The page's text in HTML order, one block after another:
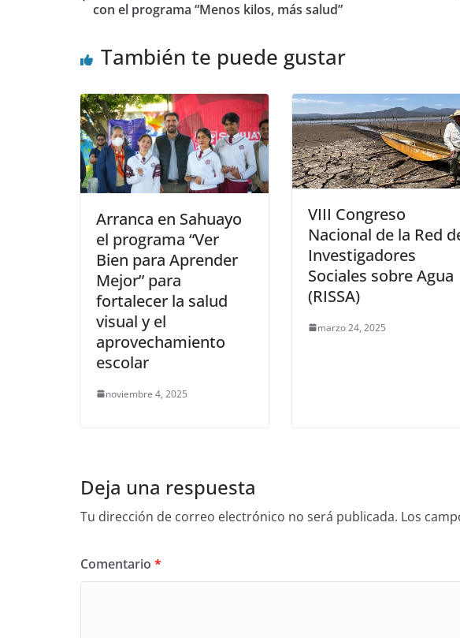
con el programa “Menos kilos, más salud”
También te puede gustar
Arranca en Sahuayo
el programa “Ver
Bien para Aprender
Mejor” para
fortalecer la salud
visual y el
aprovechamiento
escolar
noviembre 4, 2025
VIII Congreso
Nacional de la Red
Investigadores
Sociales sobre Agua
(RISSA)
marzo 24, 2025
Deja una respuesta
Tu dirección de correo electrónico no será publicada. Los
Comentario *